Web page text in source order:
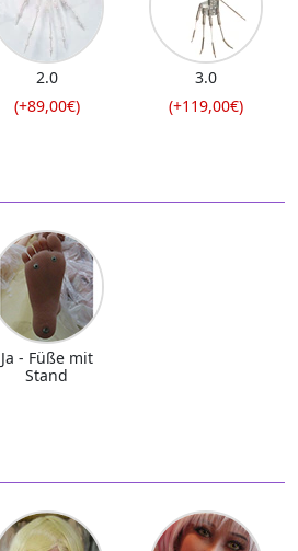
2.0
(+89,00€)
3.0
(+119,00€)
Ja - Füße mit
Stand